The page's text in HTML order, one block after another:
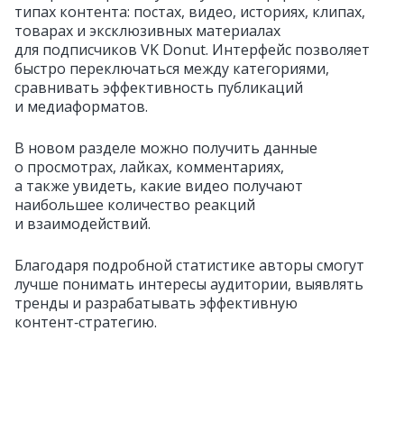
типах контента: постах, видео, историях, клипах,
товарах и эксклюзивных материалах
для подписчиков VK Donut. Интерфейс позволяет
быстро переключаться между категориями,
сравнивать эффективность публикаций
и медиаформатов.
В новом разделе можно получить данные
о просмотрах, лайках, комментариях,
а также увидеть, какие видео получают
наибольшее количество реакций
и взаимодействий.
Благодаря подробной статистике авторы смогут
лучше понимать интересы аудитории, выявлять
тренды и разрабатывать эффективную
контент‑стратегию.